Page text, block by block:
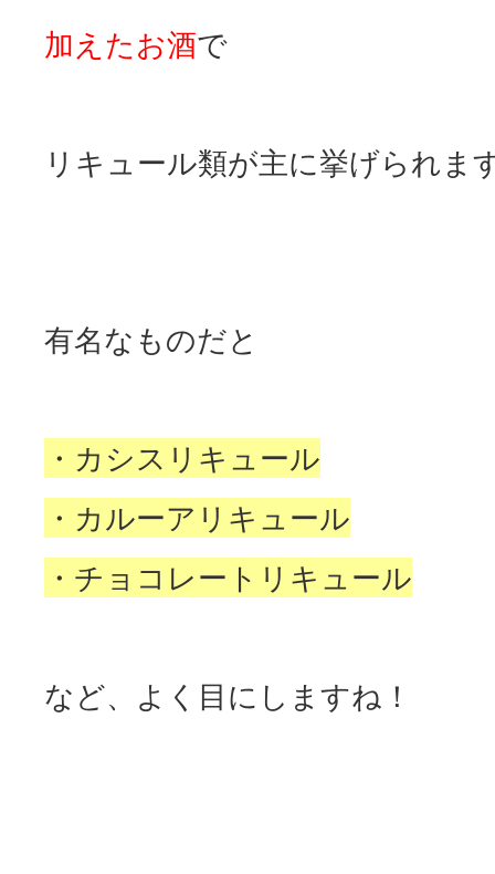
加えたお酒で
リキュール類が主に挙げられま
有名なものだと
・カシスリキュール
・カルーアリキュール
・チョコレートリキュール
など、よく目にしますね！